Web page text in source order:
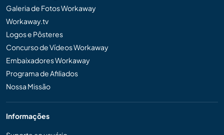
Galeria de Fotos Workaway
Workaway.tv
Logos e Pôsteres
Concurso de Vídeos Workaway
Embaixadores Workaway
Programa de Afiliados
Nossa Missão
Informações